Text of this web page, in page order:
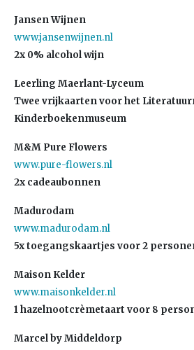
Jansen Wijnen
www.jansenwijnen.nl
2x 0% alcohol wijn
Leerling Maerlant-Lyceum
Twee vrijkaarten voor het
Kinderboekenmuseum
M&M Pure Flowers
www.pure-flowers.nl
2x cadeaubonnen
Madurodam
www.madurodam.nl
5x toegangskaartjes voor 2
Maison Kelder
www.maisonkelder.nl
1 hazelnootcrèmetaart voor 8
Marcel by Middeldorp